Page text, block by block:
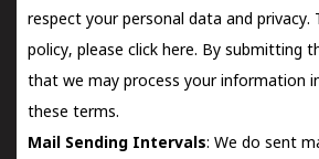
respect your personal data and privacy.
policy, please click here. By submitting
that we may process your information
these terms.
Mail Sending Intervals: We do sent